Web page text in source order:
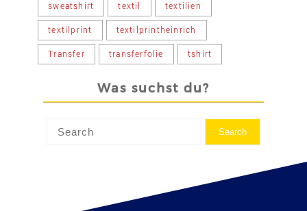
sweatshirt textil textilien
textilprint textilprintheinrich
Transfer transferfolie tshirt
Was suchst du?